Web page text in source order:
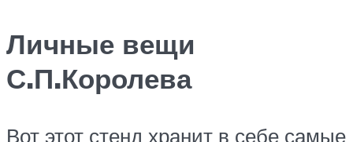
Личные вещи
С.П.Королева
Вот этот стенд хранит в себе самые